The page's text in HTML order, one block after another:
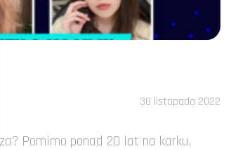
30 listopada 2022
Pomimo ponad 20 lat na karku,